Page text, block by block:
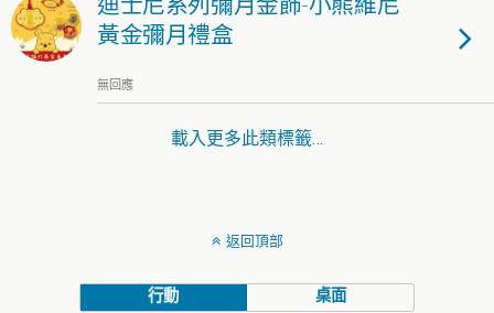
黃金彌月禮盒
無回應
載入更多此類標籤…
返回頂部
行動 桌面